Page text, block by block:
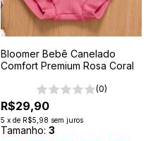
Bloomer Bebê Canelado
Comfort Premium Rosa Coral
(0)
R$29,90
5 x de R$5,98 sem juros
Tamanho: 3